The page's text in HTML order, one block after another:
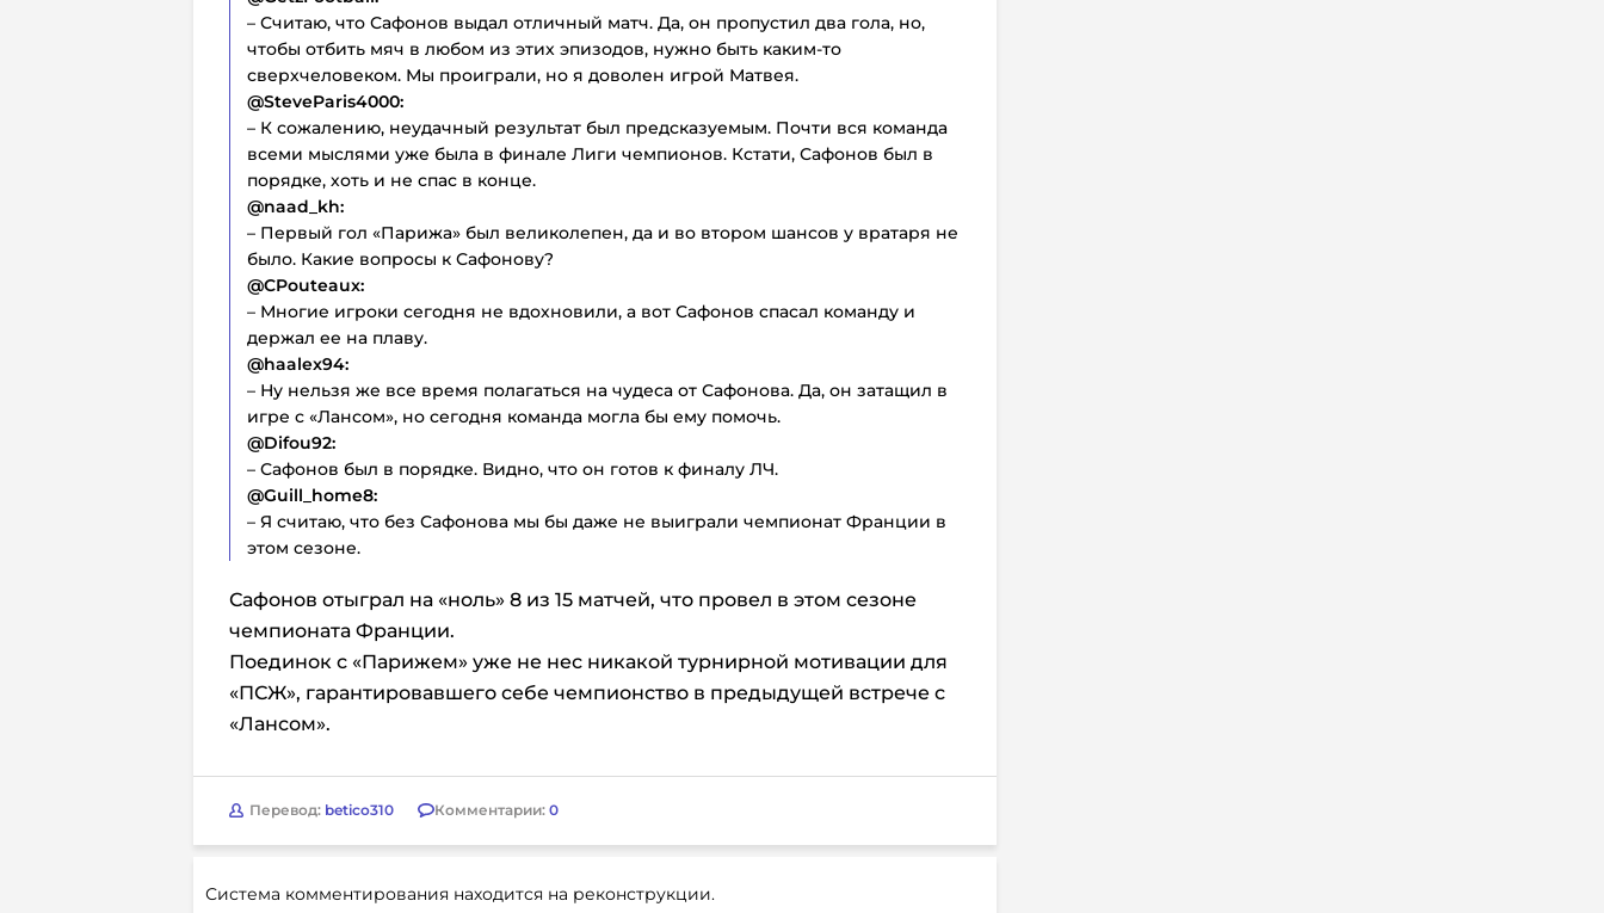
– Считаю, что Сафонов выдал отличный матч. Да, он пропустил два гола, но,
чтобы отбить мяч в любом из этих эпизодов, нужно быть каким-то
сверхчеловеком. Мы проиграли, но я доволен игрой Матвея.
@SteveParis4000:
– К сожалению, неудачный результат был предсказуемым. Почти вся команда
всеми мыслями уже была в финале Лиги чемпионов. Кстати, Сафонов был в
порядке, хоть и не спас в конце.
@naad_kh:
– Первый гол «Парижа» был великолепен, да и во втором шансов у вратаря не
было. Какие вопросы к Сафонову?
@CPouteaux:
– Многие игроки сегодня не вдохновили, а вот Сафонов спасал команду и
держал ее на плаву.
@haalex94:
– Ну нельзя же все время полагаться на чудеса от Сафонова. Да, он затащил в
игре с «Лансом», но сегодня команда могла бы ему помочь.
@Difou92:
– Сафонов был в порядке. Видно, что он готов к финалу ЛЧ.
@Guill_home8:
– Я считаю, что без Сафонова мы бы даже не выиграли чемпионат Франции в
этом сезоне.
Сафонов отыграл на «ноль» 8 из 15 матчей, что провел в этом сезоне
чемпионата Франции.
Поединок с «Парижем» уже не нес никакой турнирной мотивации для
«ПСЖ», гарантировавшего себе чемпионство в предыдущей встрече с
«Лансом».
Перевод: betico310 Комментарии: 0
Система комментирования находится на реконструкции.